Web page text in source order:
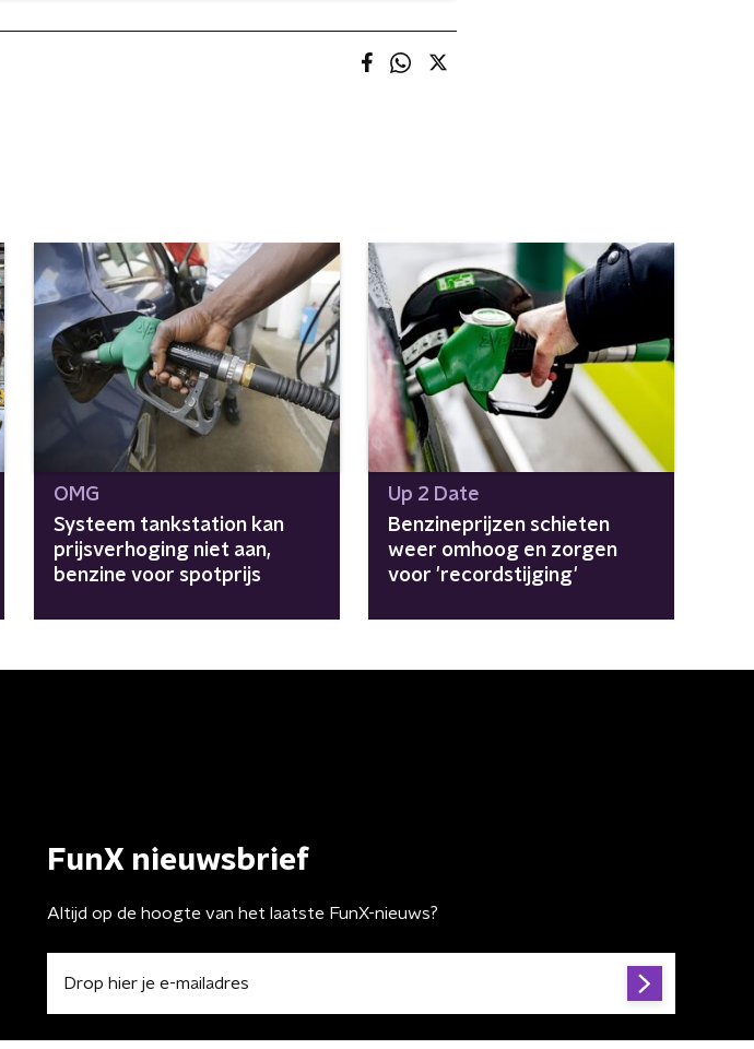
OMG
Systeem tankstation kan
prijsverhoging niet aan,
benzine voor spotprijs
Up 2 Date
Benzineprijzen schieten
weer omhoog en zorgen
voor 'recordstijging'
FunX nieuwsbrief
Altijd op de hoogte van het laatste FunX-nieuws?